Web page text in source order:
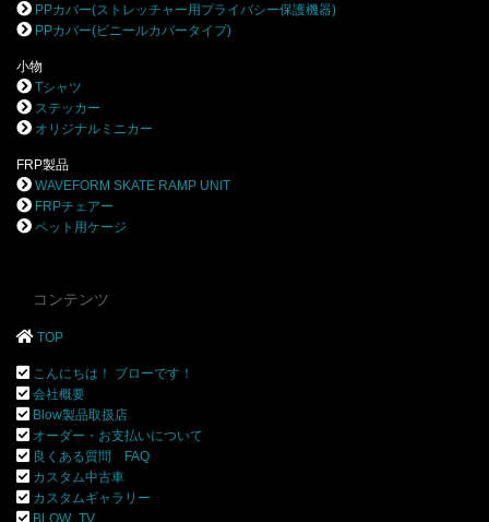
PPカバー(ストレッチャー用プライバシー保護機器)
PPカバー(ビニールカバータイプ)
小物
Tシャツ
ステッカー
オリジナルミニカー
FRP製品
WAVEFORM SKATE RAMP UNIT
FRPチェアー
ペット用ケージ
コンテンツ
TOP
こんにちは！ ブローです！
会社概要
Blow製品取扱店
オーダー・お支払いについて
良くある質問 FAQ
カスタム中古車
カスタムギャラリー
BLOW_TV